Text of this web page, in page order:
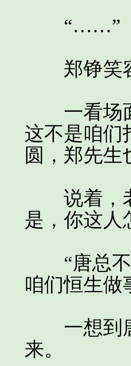
“……”
郑铮笑容
一看场面
这不是咱们
圆，郑先生
说着，老
是，你这人
“唐总不
咱们恒生做
一想到唐
来。